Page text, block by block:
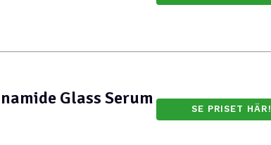
Glass Serum
SE PRISET HÄR!